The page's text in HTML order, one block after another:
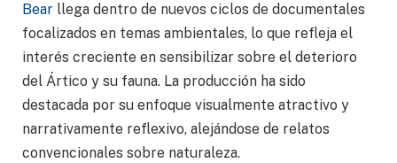
Bear llega dentro de nuevos ciclos de documentales
focalizados en temas ambientales, lo que refleja el
interés creciente en sensibilizar sobre el deterioro
del Ártico y su fauna. La producción ha sido
destacada por su enfoque visualmente atractivo y
narrativamente reflexivo, alejándose de relatos
convencionales sobre naturaleza.